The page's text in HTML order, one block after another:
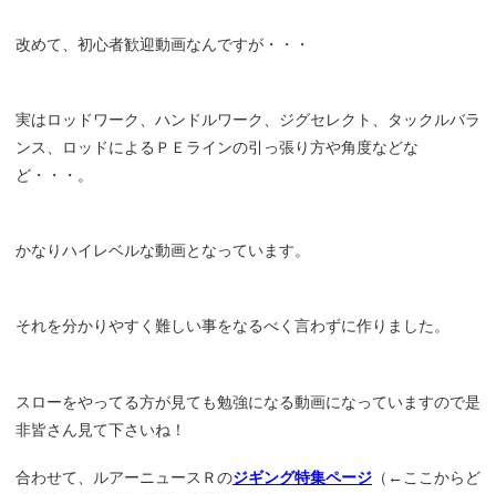
改めて、初心者歓迎動画なんですが・・・
実はロッドワーク、ハンドルワーク、ジグセレクト、タックルバラ
ンス、ロッドによるＰＥラインの引っ張り方や角度などな
ど・・・。
かなりハイレベルな動画となっています。
それを分かりやすく難しい事をなるべく言わずに作りました。
スローをやってる方が見ても勉強になる動画になっていますので是
非皆さん見て下さいね！
合わせて、ルアーニュースＲのジギング特集ページ （←ここからど